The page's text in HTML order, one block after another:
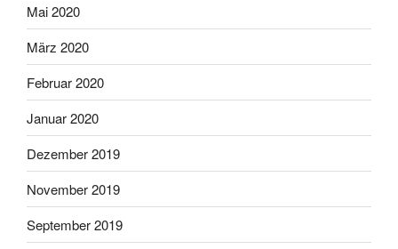
Mai 2020
März 2020
Februar 2020
Januar 2020
Dezember 2019
November 2019
September 2019